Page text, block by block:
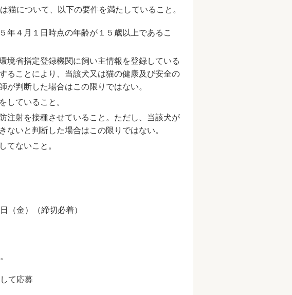
について、以下の要件を満たしていること。
年４月１日時点の年齢が１５歳以上であるこ
境省指定登録機関に飼い主情報を登録している
ることにより、当該犬又は猫の健康及び安全の
が判断した場合はこの限りではない。
していること。
注射を接種させていること。ただし、当該犬が
ないと判断した場合はこの限りではない。
てないこと。
金）（締切必着）
て応募